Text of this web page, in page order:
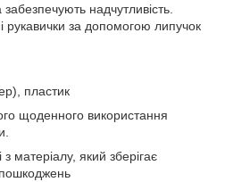
надчутливість.
рукавички за допомогою липучок
пластик
щоденного використання
матеріалу, який зберігає